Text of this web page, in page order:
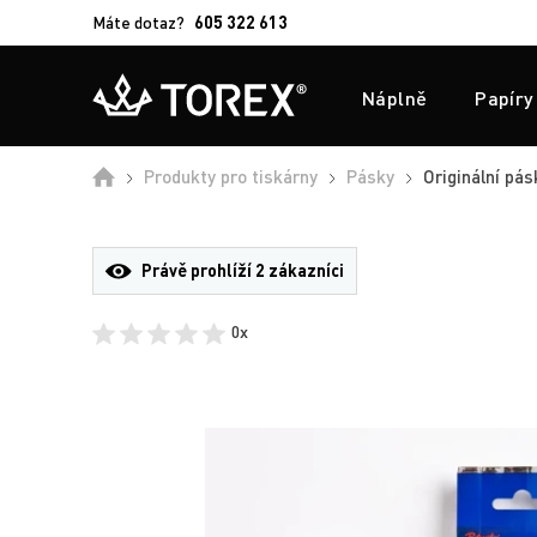
Máte dotaz? 605 322 613
Náplně Papíry
ÚvodProdukty pro tiskárny Pásky Originální
Právě prohlíží 2 zákazníci
0x